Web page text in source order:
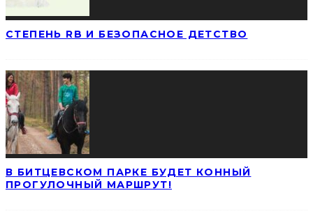
СТЕПЕНЬ RB И БЕЗОПАСНОЕ ДЕТСТВО
В БИТЦЕВСКОМ ПАРКЕ БУДЕТ КОННЫЙ
ПРОГУЛОЧНЫЙ МАРШРУТ!